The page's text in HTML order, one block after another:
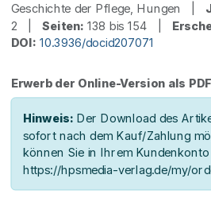
Geschichte der Pflege, Hungen |
2 |Seiten: 138 bis 154 |
DOI: 10.3936/docid207071
Erwerb der Online-Version als
Hinweis: Der Download des
sofort nach dem Kauf/Zahlung
können Sie in Ihrem
https://hpsmedia-verlag.de/my/